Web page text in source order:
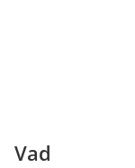
Vad